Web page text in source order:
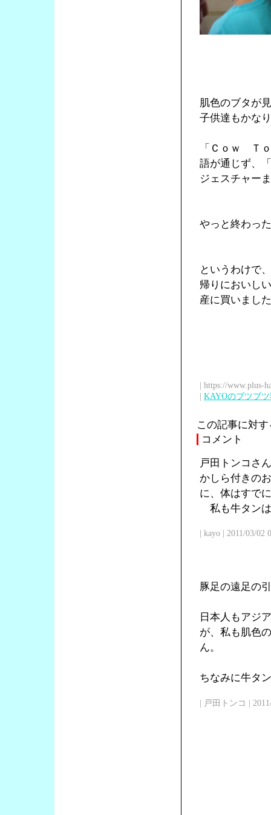
肌色のブタが
子供達もかな
「Ｃｏｗ Ｔ
語が通じず、
ジェスチャー
やっと終わっ
というわけで
帰りにおいし
産に買いまし
| https://www.plus-
| KAYOのブツブ
この記事に対
コメント
戸田トンコさ
かしら付きの
に、体はすで
私も牛タン
| kayo | 2011/03/02
豚足の遠足の
日本人もアジ
が、私も肌色
ん。
ちなみに牛タ
| 戸田トンコ |